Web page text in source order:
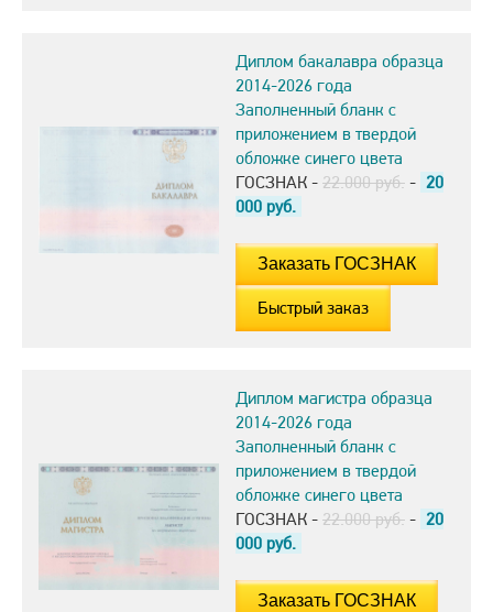
Диплом бакалавра образца
2014-2026 года
Заполненный бланк с
приложением в твердой
обложке синего цвета
ГОСЗНАК - 22.000 руб. - 20
000 руб.
Быстрый заказ
Диплом магистра образца
2014-2026 года
Заполненный бланк с
приложением в твердой
обложке синего цвета
ГОСЗНАК - 22.000 руб. - 20
000 руб.